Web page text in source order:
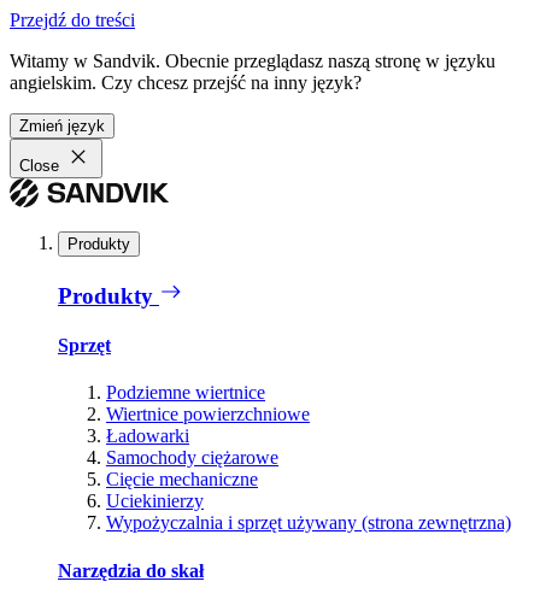
Przejdź do treści
Witamy w Sandvik. Obecnie przeglądasz naszą stronę w języku
angielskim. Czy chcesz przejść na inny język?
Zmień język
Close
Produkty
Produkty
Sprzęt
Podziemne wiertnice
Wiertnice powierzchniowe
Ładowarki
Samochody ciężarowe
Cięcie mechaniczne
Uciekinierzy
Wypożyczalnia i sprzęt używany (strona zewnętrzna)
Narzędzia do skał